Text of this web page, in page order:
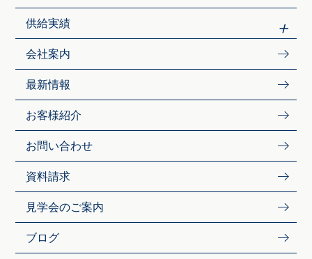
供給実績
会社案内
最新情報
お客様紹介
お問い合わせ
資料請求
見学会のご案内
ブログ